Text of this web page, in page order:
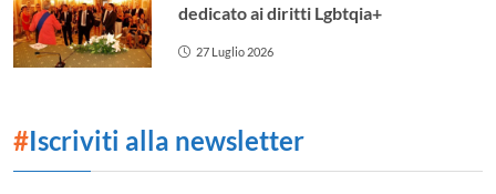
dedicato ai diritti Lgbtqia+
27 Luglio 2026
#Iscriviti alla newsletter